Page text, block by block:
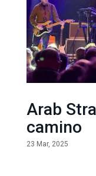
Arab
camino
23 Mar, 2025